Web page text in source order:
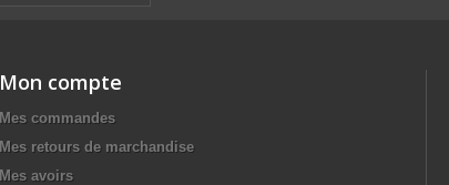
Mon compte
Mes commandes
Mes retours de marchandise
Mes avoirs